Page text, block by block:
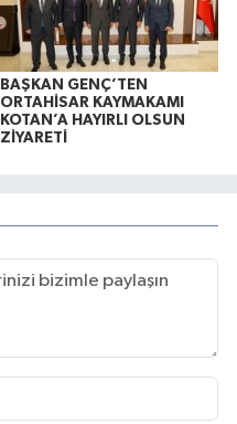
BAŞKAN GENÇ’TEN
ORTAHİSAR KAYMAKAMI
KOTAN’A HAYIRLI OLSUN
ZİYARETİ